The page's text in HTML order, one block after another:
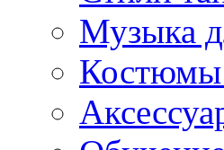
Музыка
Костюмы